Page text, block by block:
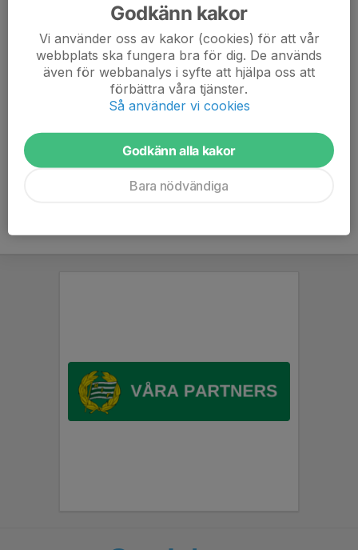
Mikael Ericsson
Lagledare
076-291 89 04
mikael.e.ericsson@gmail.com
Magnus Rydberg
Mobil visas bara för inloggade
Godkänn kakor
Vi använder oss av kakor (cookies) för att vår
webbplats ska fungera bra för dig. De används
även för webbanalys i syfte att hjälpa oss att
förbättra våra tjänster.
Så använder vi cookies
Godkänn alla kakor
Bara nödvändiga